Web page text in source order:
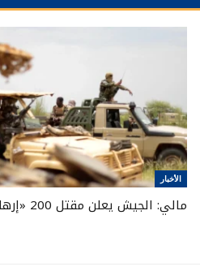
الأخبار
مالي: الجيش يعلن مقتل 200 «إرهابي»